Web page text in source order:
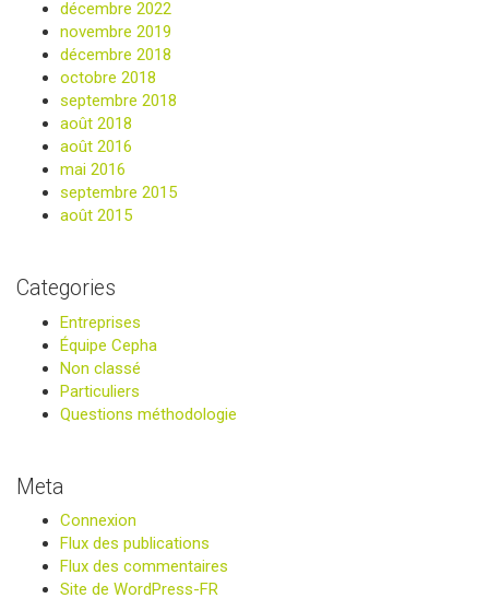
décembre 2022
novembre 2019
décembre 2018
octobre 2018
septembre 2018
août 2018
août 2016
mai 2016
septembre 2015
août 2015
Categories
Entreprises
Équipe Cepha
Non classé
Particuliers
Questions méthodologie
Meta
Connexion
Flux des publications
Flux des commentaires
Site de WordPress-FR